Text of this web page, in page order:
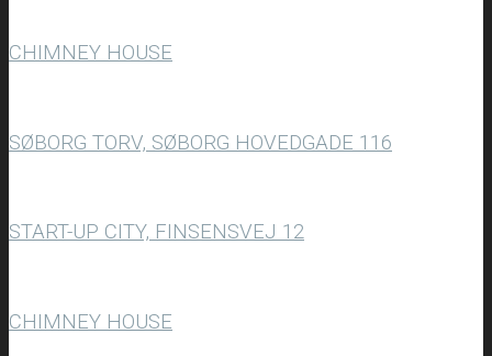
CHIMNEY HOUSE
SØBORG TORV, SØBORG HOVEDGADE 116
START-UP CITY, FINSENSVEJ 12
CHIMNEY HOUSE